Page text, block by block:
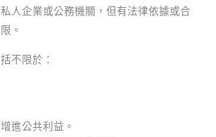
人企業或公務機關，但有法律依據或合
。
不限於：
進公共利益。